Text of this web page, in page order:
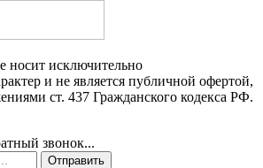
носит исключительно
и не является публичной офертой,
ст. 437 Гражданского кодекса РФ.
звонок...
Отправить